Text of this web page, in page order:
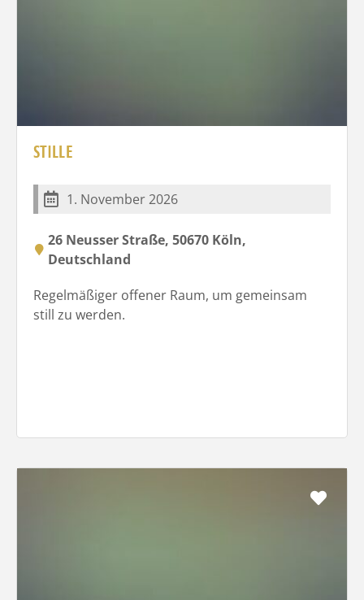
STILLE
1. November 2026
26 Neusser Straße, 50670 Köln,
Deutschland
Regelmäßiger offener Raum, um gemeinsam
still zu werden.